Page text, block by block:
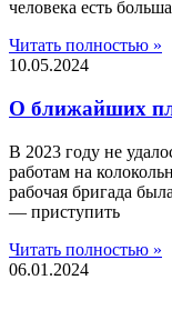
человека есть
Читать полностью »
10.05.2024
О ближайших
В 2023 году не
работам на
рабочая бригада
— приступить
Читать полностью »
06.01.2024